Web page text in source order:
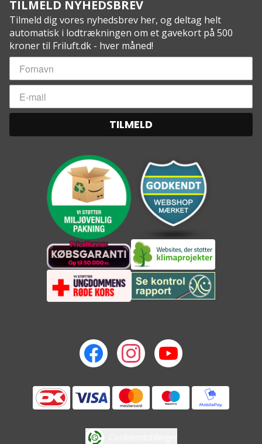
TILMELD NYHEDSBREV
Tilmeld dig vores nyhedsbrev her, og deltag helt
automatisk i lodtrækningen om et gavekort på 500
kroner til Friluft.dk - hver måned!
TILMELD